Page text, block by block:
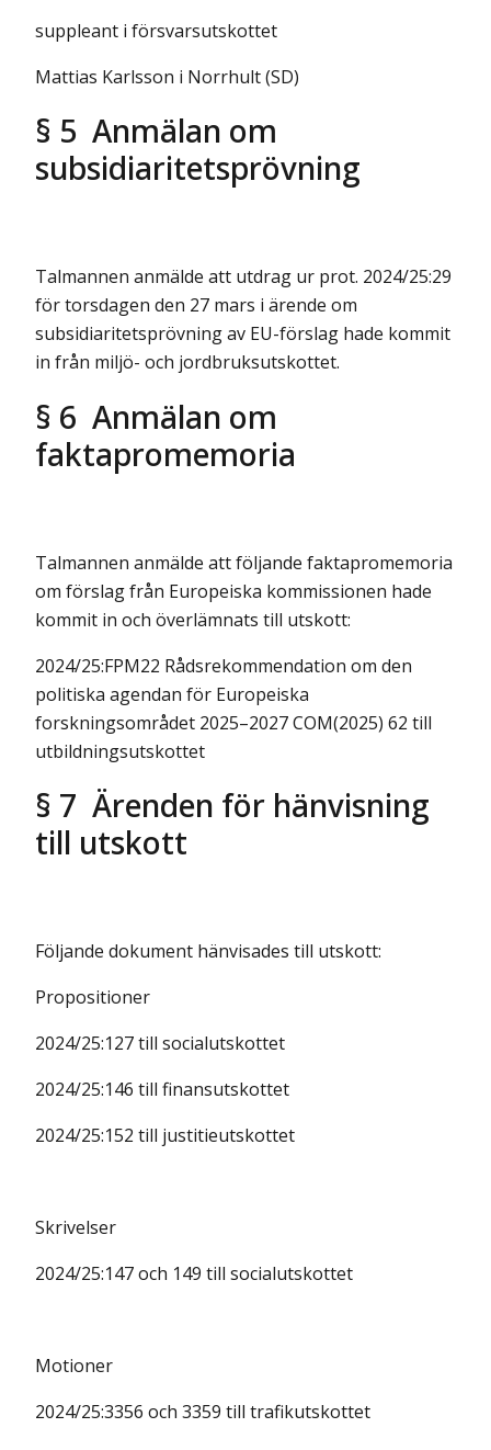
suppleant i försvarsutskottet
Mattias Karlsson i Norrhult (SD)
§ 5 Anmälan om
subsidiaritetsprövning
Talmannen anmälde att utdrag ur prot. 2024/25:29
för torsdagen den 27 mars i ärende om
subsidiaritetsprövning av EU-förslag hade kommit
in från miljö- och jordbruksutskottet.
§ 6 Anmälan om
faktapromemoria
Talmannen anmälde att följande faktapromemoria
om förslag från Europeiska kommissionen hade
kommit in och överlämnats till utskott:
2024/25:FPM22 Rådsrekommendation om den
politiska agendan för Europeiska
forskningsområdet 2025–2027 COM(2025) 62 till
utbildningsutskottet
§ 7 Ärenden för hänvisning
till utskott
Följande dokument hänvisades till utskott:
Propositioner
2024/25:127 till socialutskottet
2024/25:146 till finansutskottet
2024/25:152 till justitieutskottet
Skrivelser
2024/25:147 och 149 till socialutskottet
Motioner
2024/25:3356 och 3359 till trafikutskottet